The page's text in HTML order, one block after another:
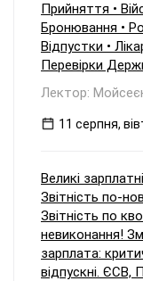
Прийняття •
Бронювання •
Відпустки •
Перевірки
Лектор:
11 серпня,
Великі
Звітність по-
Звітність по
невиконання!
зарплата:
відпускні. ЄСВ,